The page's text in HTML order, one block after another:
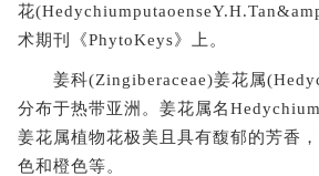
花
术期刊《PhytoKeys》上。
姜科(Zingiberaceae)姜花属
分布于热带亚洲。姜花属名
姜花属植物花极美且具有馥郁的芳香
色和橙色等。